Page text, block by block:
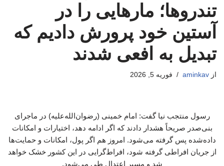
تندروها؛ مارهایی را در
آستین خود پرورش دادیم که
تبدیل به افعی شدند
از aminkav فوریه 5, 2026
رسول منتجب نیا گفت: امام خمینی (رضوان‌الله‌علیه) در ماجرای
بنی‌صدر صریحاً هشدار دادند که اگر ادامه دهد، اختیارات و امکانات
داده‌شده پس گرفته می‌شود. امروز هم اگر پول، امکانات و حمایت‌ها
از جریان افراطی گرفته شود، افراط‌گرایی در این کشور خشک خواهد
شد و مسیر اعتدال طی می‌شود.